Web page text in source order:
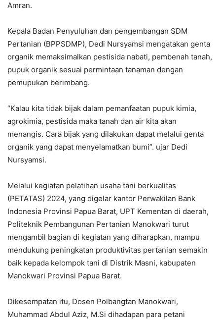
Amran.
Kepala Badan Penyuluhan dan pengembangan SDM
Pertanian (BPPSDMP), Dedi Nursyamsi mengatakan genta
organik memaksimalkan pestisida nabati, pembenah tanah,
pupuk organik sesuai permintaan tanaman dengan
pemupukan berimbang.
“Kalau kita tidak bijak dalam pemanfaatan pupuk kimia,
agrokimia, pestisida maka tanah dan air kita akan
menangis. Cara bijak yang dilakukan dapat melalui genta
organik yang dapat menyelamatkan bumi”. ujar Dedi
Nursyamsi.
Melalui kegiatan pelatihan usaha tani berkualitas
(PETATAS) 2024, yang digelar kantor Perwakilan Bank
Indonesia Provinsi Papua Barat, UPT Kementan di daerah,
Politeknik Pembangunan Pertanian Manokwari turut
mengambil bagian di kegiatan yang diharapkan, mampu
mendukung peningkatan produktivitas pertanian semakin
baik kepada kelompok tani di Distrik Masni, kabupaten
Manokwari Provinsi Papua Barat.
Dikesempatan itu, Dosen Polbangtan Manokwari,
Muhammad Abdul Aziz, M.Si dihadapan para petani